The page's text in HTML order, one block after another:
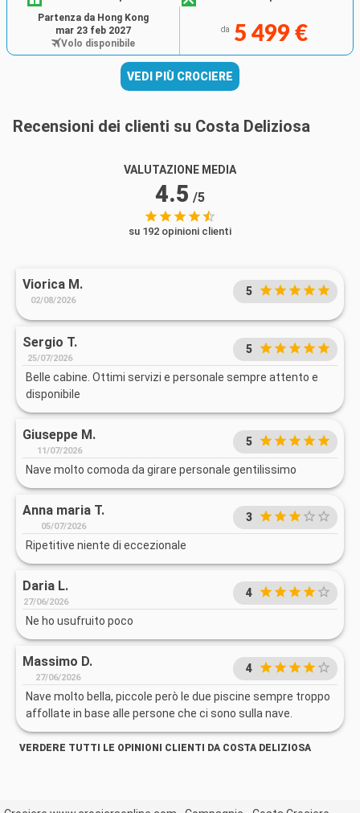
da 5 499 €
Partenza da Hong Kong
mar 23 feb 2027
Volo disponibile
VEDI PIÙ CROCIERE
Recensioni dei clienti su Costa Deliziosa
VALUTAZIONE MEDIA
4.5 /5
su 192 opinioni clienti
Viorica M.
02/08/2026
5
Sergio T.
25/07/2026
5
Belle cabine. Ottimi servizi e personale sempre attento e
disponibile
Giuseppe M.
11/07/2026
5
Nave molto comoda da girare personale gentilissimo
Anna maria T.
05/07/2026
3
Ripetitive niente di eccezionale
Daria L.
27/06/2026
4
Ne ho usufruito poco
Massimo D.
27/06/2026
4
Nave molto bella, piccole però le due piscine sempre troppo
affollate in base alle persone che ci sono sulla nave.
VERDERE TUTTI LE OPINIONI CLIENTI DA COSTA DELIZIOSA